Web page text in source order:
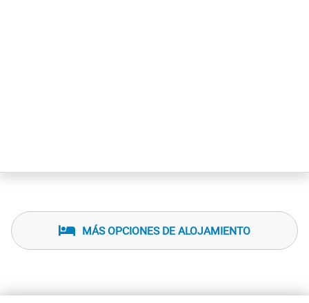
MÁS OPCIONES DE ALOJAMIENTO